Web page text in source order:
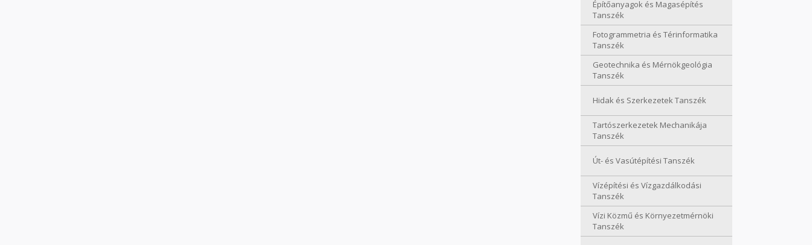
Építőanyagok és Magasépítés
Tanszék
Fotogrammetria és Térinformatika
Tanszék
Geotechnika és Mérnökgeológia
Tanszék
Hidak és Szerkezetek Tanszék
Tartószerkezetek Mechanikája
Tanszék
Út- és Vasútépítési Tanszék
Vízépítési és Vízgazdálkodási
Tanszék
Vízi Közmű és Környezetmérnöki
Tanszék